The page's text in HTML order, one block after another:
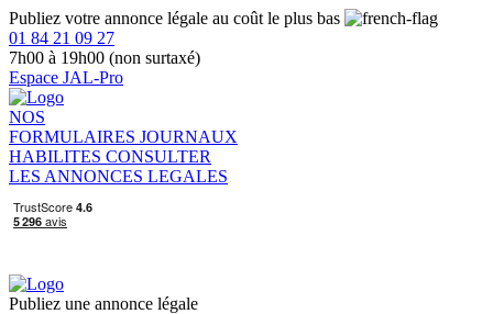
Publiez votre annonce légale au coût le plus bas
01 84 21 09 27
7h00 à 19h00 (non surtaxé)
Espace JAL-Pro
NOS
FORMULAIRES JOURNAUX
HABILITES CONSULTER
LES ANNONCES LEGALES
Publiez une annonce légale